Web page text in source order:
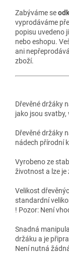
Zabýváme se
vyprodáváme
popisu uvedeno
nebo eshopu.
ani
zboží.
Dřevěné držáky
jako jsou svatby,
Dřevěné držáky
nádech přírodní
Vyrobeno ze
životnost a lze je
Velikost
standardní
! Pozor: Není
Snadná
držáku a je
Není nutná